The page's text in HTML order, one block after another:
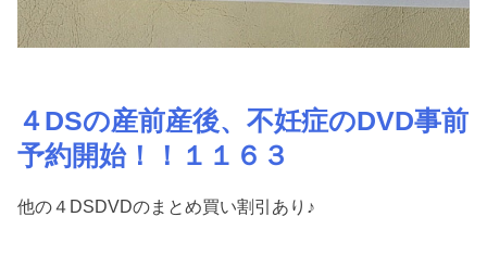
４DSの産前産後、不妊症のDVD事前
予約開始！！１１６３
他の４DSDVDのまとめ買い割引あり♪